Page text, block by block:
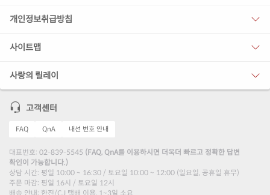
개인정보취급방침
사이트맵
사랑의 릴레이
고객센터
FAQ QnA 내선 번호 안내
대표번호: 02-839-5545 (FAQ, QnA를 이용하시면 더욱더 빠르고 정확한 답변
확인이 가능합니다.)
상담 시간: 평일 10:00 ~ 16:30 / 토요일 10:00 ~ 12:00 (일요일, 공휴일 휴무)
주문 마감: 평일 16시 / 토요일 12시
배송 안내: 한진/CJ 택배 이용, 1~3일 소요